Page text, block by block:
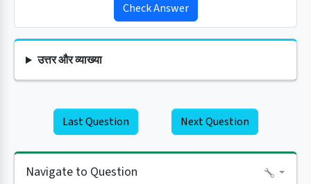
Check Answer
उत्तर और व्याख्या
Last Question Next Question
Navigate to Question